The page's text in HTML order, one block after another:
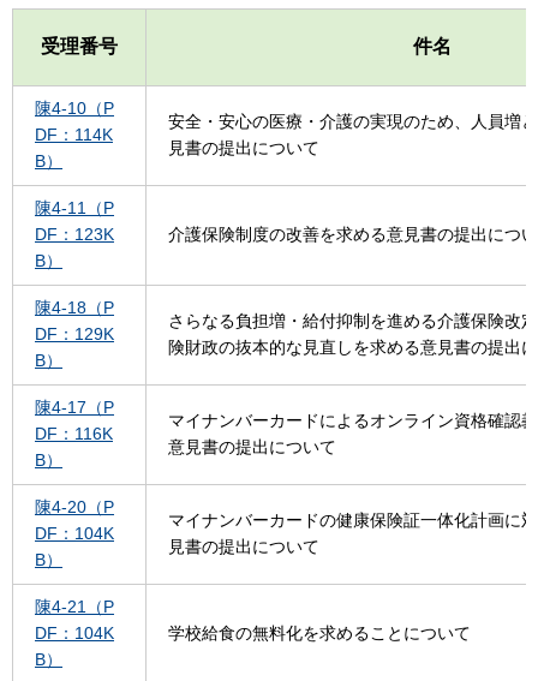
受理番号 件名
陳4-10（P
DF：114K
B）
安全・安心の医療・介護の実現のため、人員増
見書の提出について
陳4-11（P
DF：123K
B）
介護保険制度の改善を求める意見書の提出につ
陳4-18（P
DF：129K
B）
さらなる負担増・給付抑制を進める介護保険改
険財政の抜本的な見直しを求める意見書の提出
陳4-17（P
DF：116K
B）
マイナンバーカードによるオンライン資格確認
意見書の提出について
陳4-20（P
DF：104K
B）
マイナンバーカードの健康保険証一体化計画に
見書の提出について
陳4-21（P
DF：104K
B）
学校給食の無料化を求めることについて